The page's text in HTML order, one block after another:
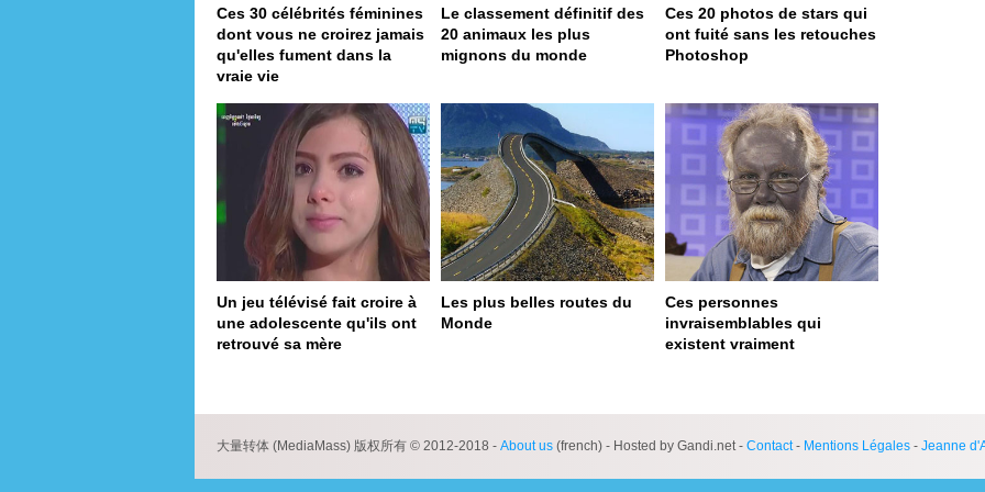
Ces 30 célébrités féminines
dont vous ne croirez jamais
qu'elles fument dans la
vraie vie
Le classement définitif des
20 animaux les plus
mignons du monde
Ces 20 photos de stars qui
ont fuité sans les retouches
Photoshop
Un jeu télévisé fait croire à
une adolescente qu'ils ont
retrouvé sa mère
Les plus belles routes du
Monde
Ces personnes
invraisemblables qui
existent vraiment
大量转体 (MediaMass) 版权所有 © 2012-2018 - About us (french) - Hosted by Gandi.net - Contact- Mentions Légales - Jeanne